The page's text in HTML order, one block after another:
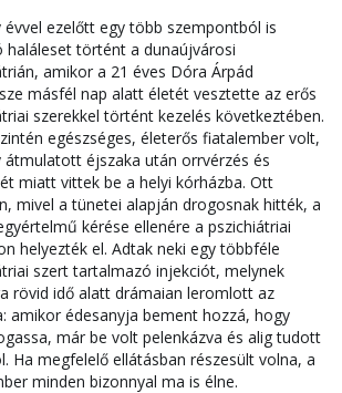
évvel ezelőtt egy több szempontból is
haláleset történt a dunaújvárosi
amikor a 21 éves Dóra Árpád
másfél nap alatt életét vesztette az erős
szerekkel történt kezelés következtében.
egészséges, életerős fiatalember volt,
átmulatott éjszaka után orrvérzés és
miatt vittek be a helyi kórházba. Ott
mivel a tünetei alapján drogosnak hitték, a
kérése ellenére a pszichiátriai
helyezték el. Adtak neki egy többféle
szert tartalmazó injekciót, melynek
rövid idő alatt drámaian leromlott az
amikor édesanyja bement hozzá, hogy
már be volt pelenkázva és alig tudott
Ha megfelelő ellátásban részesült volna, a
minden bizonnyal ma is élne.